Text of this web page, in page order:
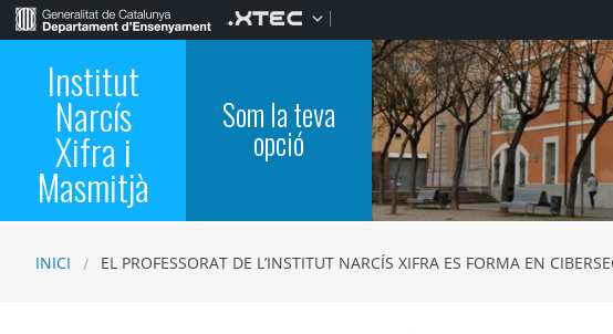
Institut
Narcís
Xifra i
Masmitjà
Som la teva
opció
INICI EL PROFESSORAT DE L’INSTITUT NARCÍS XIFRA ES FORMA EN